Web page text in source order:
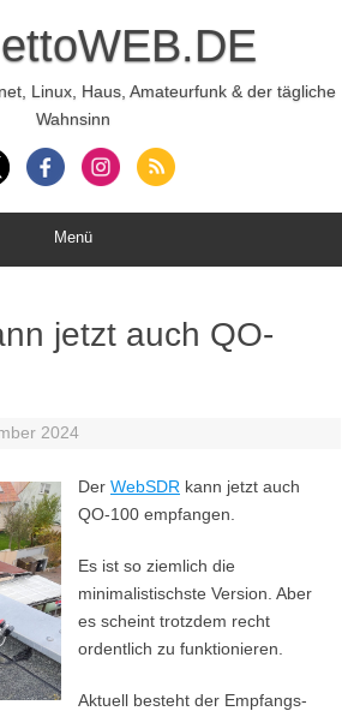
Linux, Haus, Amateurfunk & der tägliche
Wahnsinn
Menü
jetzt auch QO-
2024
Der WebSDR kann jetzt auch
QO-100 empfangen.
Es ist so ziemlich die
minimalistischste Version. Aber
es scheint trotzdem recht
ordentlich zu funktionieren.
Aktuell besteht der Empfangs-